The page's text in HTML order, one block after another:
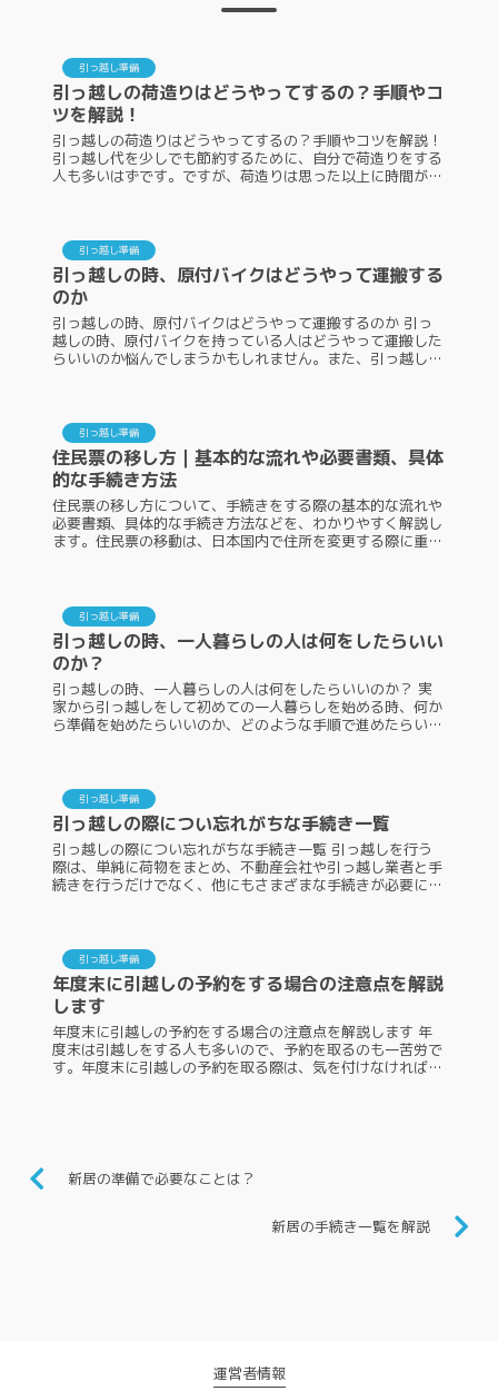
引っ越し準備
引っ越しの荷造りはどうやってするの？手順やコ
ツを解説！
引っ越しの荷造りはどうやってするの？手順やコツを解説！
引っ越し代を少しでも節約するために、自分で荷造りをする
人も多いはずです。ですが、荷造りは思った以上に時間がか
引っ越し準備
引っ越しの時、原付バイクはどうやって運搬する
のか
引っ越しの時、原付バイクはどうやって運搬するのか 引っ
越しの時、原付バイクを持っている人はどうやって運搬した
らいいのか悩んでしまうかもしれません。また、引っ越した
引っ越し準備
住民票の移し方｜基本的な流れや必要書類、具体
的な手続き方法
住民票の移し方について、手続きをする際の基本的な流れや
必要書類、具体的な手続き方法などを、わかりやすく解説し
ます。住民票の移動は、日本国内で住所を変更する際に重要
引っ越し準備
引っ越しの時、一人暮らしの人は何をしたらいい
のか？
引っ越しの時、一人暮らしの人は何をしたらいいのか？ 実
家から引っ越しをして初めての一人暮らしを始める時、何か
ら準備を始めたらいいのか、どのような手順で進めたらいい
引っ越し準備
引っ越しの際につい忘れがちな手続き一覧
引っ越しの際につい忘れがちな手続き一覧 引っ越しを行う
際は、単純に荷物をまとめ、不動産会社や引っ越し業者と手
続きを行うだけでなく、他にもさまざまな手続きが必要にな
引っ越し準備
年度末に引越しの予約をする場合の注意点を解説
します
年度末に引越しの予約をする場合の注意点を解説します 年
度末は引越しをする人も多いので、予約を取るのも一苦労で
す。年度末に引越しの予約を取る際は、気を付けなければい
新居の準備で必要なことは？
新居の手続き一覧を解説
運営者情報